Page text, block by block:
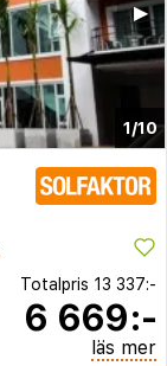
1/10
▶︎
Totalpris 13 337:-
6 669:-
läs mer